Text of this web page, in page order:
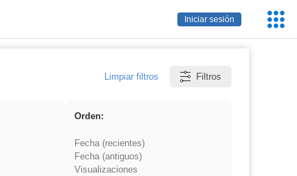
Iniciar sesión
Limpiar filtros Filtros
Orden:
Fecha (recientes)
Fecha (antiguos)
Visualizaciones